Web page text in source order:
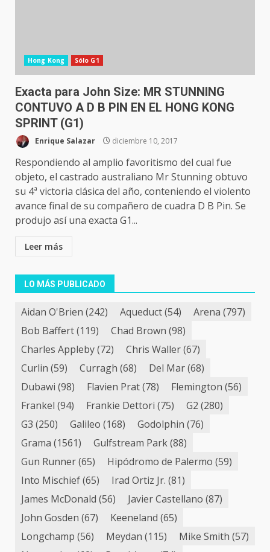
Hong Kong Sólo G1
Exacta para John Size: MR STUNNING
CONTUVO A D B PIN EN EL HONG KONG
SPRINT (G1)
Enrique Salazar diciembre 10, 2017
Respondiendo al amplio favoritismo del cual fue
objeto, el castrado australiano Mr Stunning obtuvo
su 4ª victoria clásica del año, conteniendo el violento
avance final de su compañero de cuadra D B Pin. Se
produjo así una exacta G1...
Leer más
LO MÁS PUBLICADO
Aidan O'Brien (242) Aqueduct(54) Arena (797)
Bob Baffert(119) Chad Brown (98)
Charles Appleby(72) Chris Waller(67)
Curlin (59) Curragh (68) Del Mar(68)
Dubawi (98) Flavien Prat(78) Flemington (56)
Frankel (94) Frankie Dettori (75) G2 (280)
G3 (250) Galileo (168) Godolphin (76)
Grama (1561) Gulfstream Park(88)
Gun Runner(65) Hipódromo de Palermo (59)
Into Mischief(65) Irad Ortiz Jr. (81)
James McDonald (56) Javier Castellano (87)
John Gosden (67) Keeneland (65)
Longchamp (56) Meydan (115) Mike Smith (57)